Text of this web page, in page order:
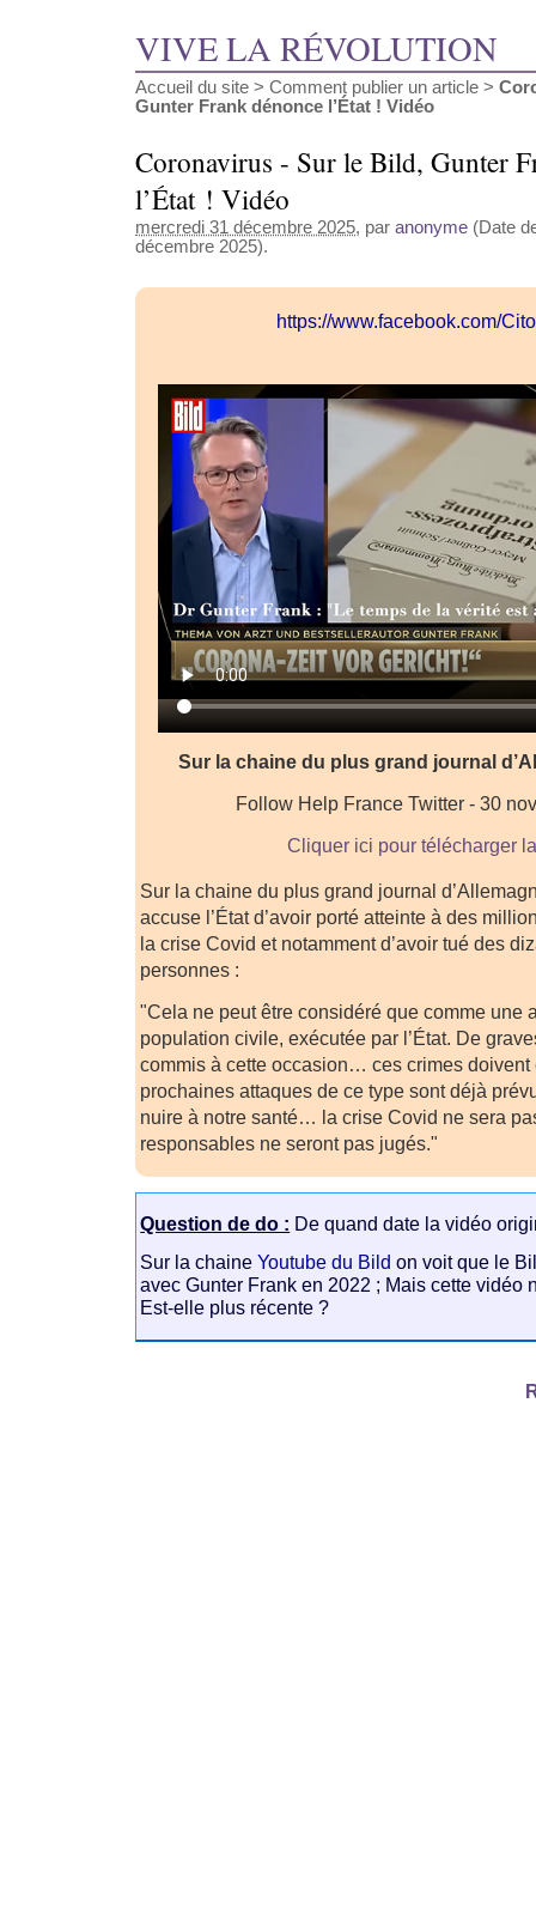
VIVE LA RÉVOLUTION
Accueil du site > Comment publier un article >
Gunter Frank dénonce l’État ! Vidéo
Coronavirus - Sur le Bild, Gunter
l’État ! Vidéo
mercredi 31 décembre 2025, par anonyme (Date
décembre 2025).
https://www.facebook.com/
Sur la chaine du plus grand journal
Follow Help France Twitter - 30
Cliquer ici pour télécharger
Sur la chaine du plus grand journal
accuse l’État d’avoir porté atteinte à des
la crise Covid et notamment d’avoir tué des
personnes :
"Cela ne peut être considéré que comme une
population civile, exécutée par l’État. De
commis à cette occasion… ces crimes doivent
prochaines attaques de ce type sont déjà
nuire à notre santé… la crise Covid ne sera
responsables ne seront pas jugés."
Question de do : De quand date la vidéo
Sur la chaineYoutube du Bild on voit que le
avec Gunter Frank en 2022 ; Mais cette vidéo
Est-elle plus récente ?